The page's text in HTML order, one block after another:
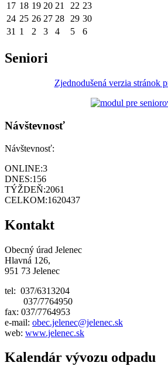
17 18 19 20 21 22 23
24 25 26 27 28 29 30
31 1 2 3 4 5 6
Seniori
Zjednodušená verzia stránok
Návštevnosť
Návštevnosť:
ONLINE:3
DNES:156
TÝŽDEŇ:2061
CELKOM:1620437
Kontakt
Obecný úrad Jelenec
Hlavná 126,
951 73 Jelenec
tel: 037/6313204
037/7764950
fax: 037/7764953
e-mail: obec.jelenec@jelenec.sk
web: www.jelenec.sk
Kalendár vývozu odpadu